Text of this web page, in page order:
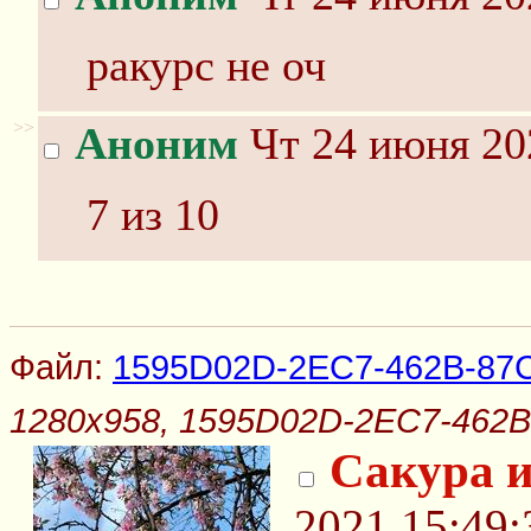
ракурс не оч
>> Аноним Чт 24 июня
7 из 10
Файл: 1595D02D-2EC7-462B-
1280x958, 1595D02D-2EC7-
Сакура